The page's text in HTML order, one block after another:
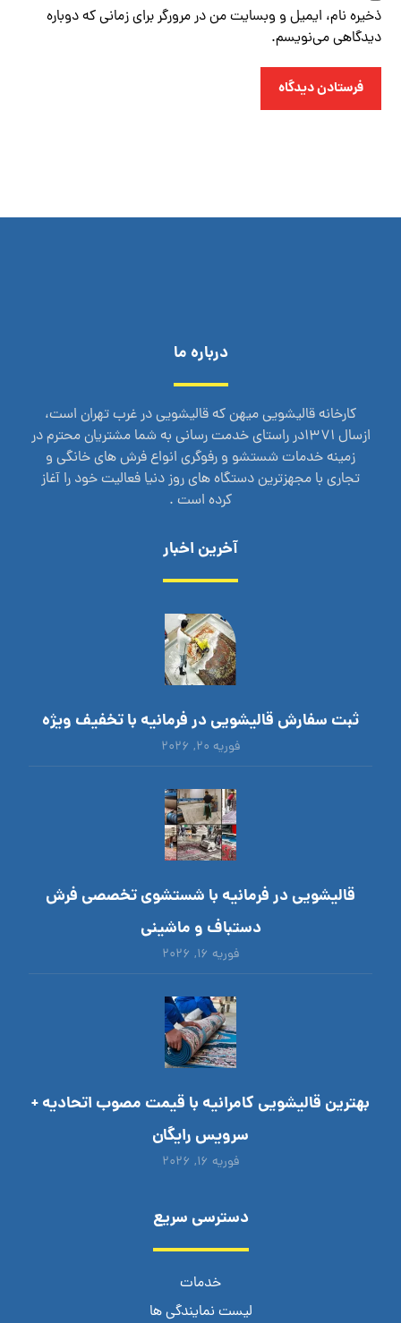
ذخیره نام، ایمیل و وبسایت من در مرورگر برای زمانی که دوباره
دیدگاهی می‌نویسم.
فرستادن دیدگاه
درباره ما
کارخانه قالیشویی میهن که قالیشویی در غرب تهران است،
ازسال 1371در راستای خدمت رسانی به شما مشتریان محترم در
زمینه خدمات شستشو و رفوگری انواع فرش های خانگی و
تجاری با مجهزترین دستگاه های روز دنیا فعالیت خود را آغاز
کرده است .
آخرین اخبار
ثبت سفارش قالیشویی در فرمانیه با تخفیف ویژه
فوریه ۲۰, ۲۰۲۶
قالیشویی در فرمانیه با شستشوی تخصصی فرش
دستباف و ماشینی
فوریه ۱۶, ۲۰۲۶
بهترین قالیشویی کامرانیه با قیمت مصوب اتحادیه +
سرویس رایگان
فوریه ۱۶, ۲۰۲۶
دسترسی سریع
خدمات
لیست نمایندگی ها